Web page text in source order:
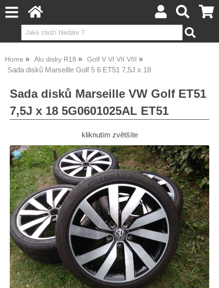
Home Alu disky R18 Golf V VI VII VIII
Sada disků Marseille Golf 5 6 ET51 7,5J x 18
Sada disků Marseille VW Golf ET51
7,5J x 18 5G0601025AL ET51
kliknutím zvětšíte